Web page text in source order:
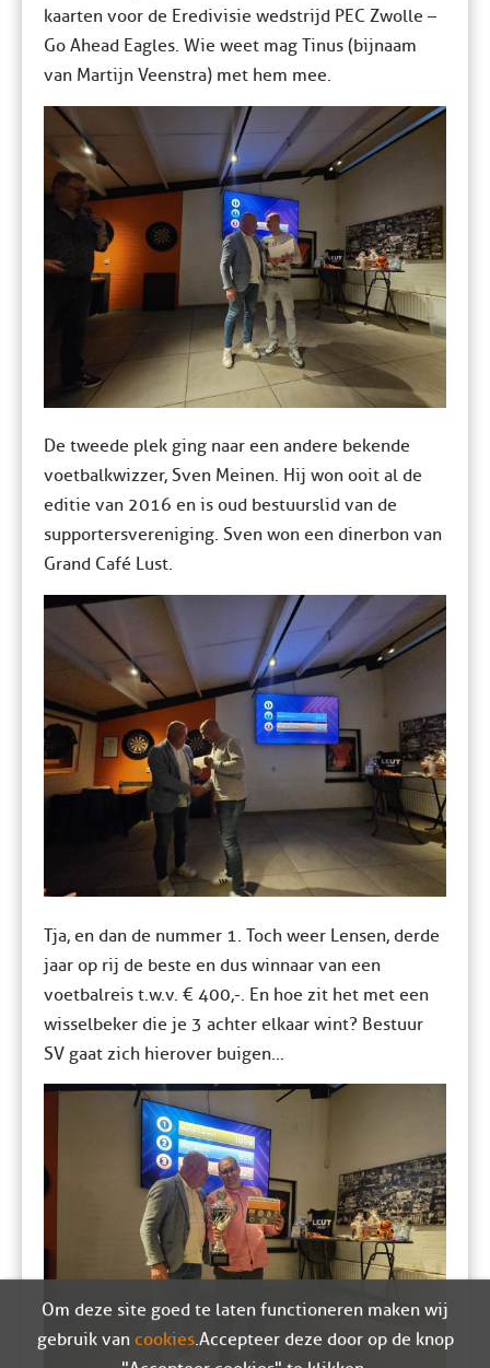
kaarten voor de Eredivisie wedstrijd PEC Zwolle –
Go Ahead Eagles. Wie weet mag Tinus (bijnaam
van Martijn Veenstra) met hem mee.
De tweede plek ging naar een andere bekende
voetbalkwizzer, Sven Meinen. Hij won ooit al de
editie van 2016 en is oud bestuurslid van de
supportersvereniging. Sven won een dinerbon van
Grand Café Lust.
Tja, en dan de nummer 1. Toch weer Lensen, derde
jaar op rij de beste en dus winnaar van een
voetbalreis t.w.v. € 400,-. En hoe zit het met een
wisselbeker die je 3 achter elkaar wint? Bestuur
SV gaat zich hierover buigen…
Om deze site goed te laten functioneren maken wij
gebruik van cookies. Accepteer deze door op de knop